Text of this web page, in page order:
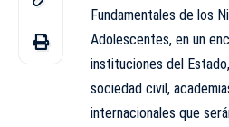
Fundamentales de los
Adolescentes, en un
instituciones del
sociedad civil,
internacionales que